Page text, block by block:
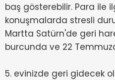
baş gösterebilir. Para ile
konuşmalarda stresli
Martta Satürn'de geri
burcunda ve 22
5. evinizde geri gidecek